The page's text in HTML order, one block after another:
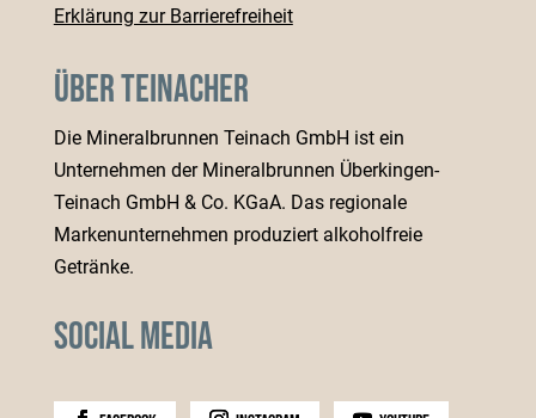
Erklärung zur Barrierefreiheit
Über Teinacher
Die Mineralbrunnen Teinach GmbH ist ein
Unternehmen der Mineralbrunnen Überkingen-
Teinach GmbH & Co. KGaA. Das regionale
Markenunternehmen produziert alkoholfreie
Getränke.
Social Media